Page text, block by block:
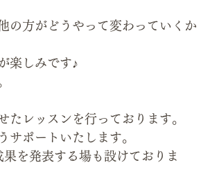
の方がどうやって変わっていくか
楽しみです♪
たレッスンを行っております。
サポートいたします。
を発表する場も設けておりま